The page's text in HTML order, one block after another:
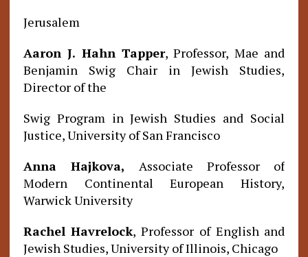
Jerusalem
Aaron J. Hahn Tapper, Professor, Mae and
Benjamin Swig Chair in Jewish Studies,
Director of the
Swig Program in Jewish Studies and Social
Justice, University of San Francisco
Anna Hajkova, Associate Professor of
Modern Continental European History,
Warwick University
Rachel Havrelock, Professor of English and
Jewish Studies, University of Illinois, Chicago